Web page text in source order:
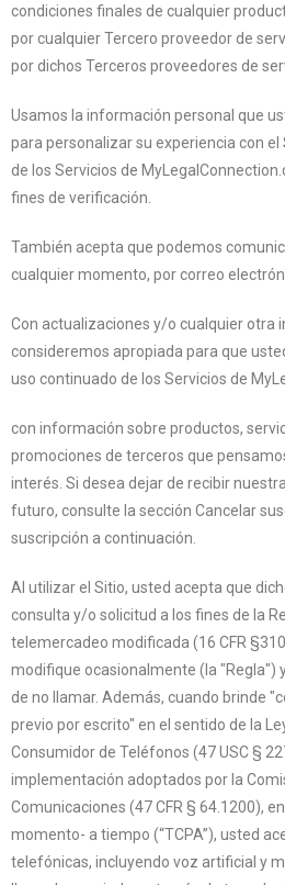
condiciones finales de cualquier
por cualquier Tercero proveedor de
por dichos Terceros proveedores de
Usamos la información personal que
para personalizar su experiencia con
de los Servicios de
fines de verificación.
También acepta que podemos
cualquier momento, por correo
Con actualizaciones y/o cualquier otra
consideremos apropiada para que
uso continuado de los Servicios de
con información sobre productos,
promociones de terceros que
interés. Si desea dejar de recibir
futuro, consulte la sección Cancelar
suscripción a continuación.
Al utilizar el Sitio, usted acepta que
consulta y/o solicitud a los fines de la
telemercadeo modificada (16 CFR
modifique ocasionalmente (la "Regla")
de no llamar. Además, cuando brinde
previo por escrito" en el sentido de la
Consumidor de Teléfonos (47 USC §
implementación adoptados por la
Comunicaciones (47 CFR § 64.1200),
momento- a tiempo (“TCPA”), usted
telefónicas, incluyendo voz artificial y